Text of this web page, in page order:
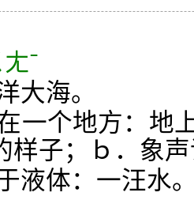
ˉ
大海。
一个地方：地
样子；ｂ．象
液体：一汪水